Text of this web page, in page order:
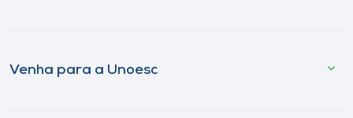
Venha para a Unoesc